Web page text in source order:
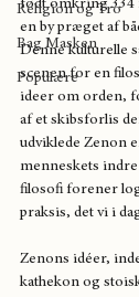
Religion og Tro
Bag Masken
Populære
født omkring 334
en by præget af
Denne kulturelle
scenen for en
ideer om orden,
af et skibsforlis
udviklede Zenon
menneskets
filosofi forener
praksis, det vi i
Zenons idéer,
kathekon og